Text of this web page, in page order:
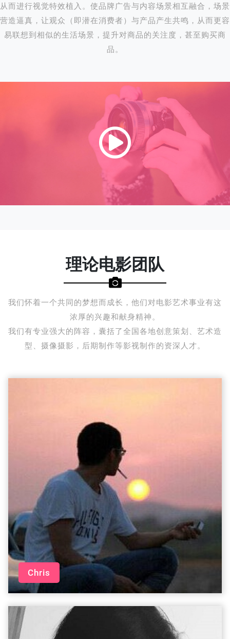
从而进行视觉特效植入。使品牌广告与内容场景相互融合，场景
营造逼真，让观众（即潜在消费者）与产品产生共鸣，从而更容
易联想到相似的生活场景，提升对商品的关注度，甚至购买商
品。
理论电影团队
我们怀着一个共同的梦想而成长，他们对电影艺术事业有这
浓厚的兴趣和献身精神。
我们有专业强大的阵容，囊括了全国各地创意策划、艺术造
型、摄像摄影，后期制作等影视制作的资深人才。
Chris